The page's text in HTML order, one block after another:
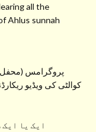
all the
Ahlus sunnah
پروگرامس (محفل
کوالٹی کی ویڈیو
ایک یا